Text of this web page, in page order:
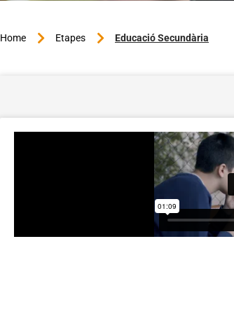
Home Etapes Educació Secundària